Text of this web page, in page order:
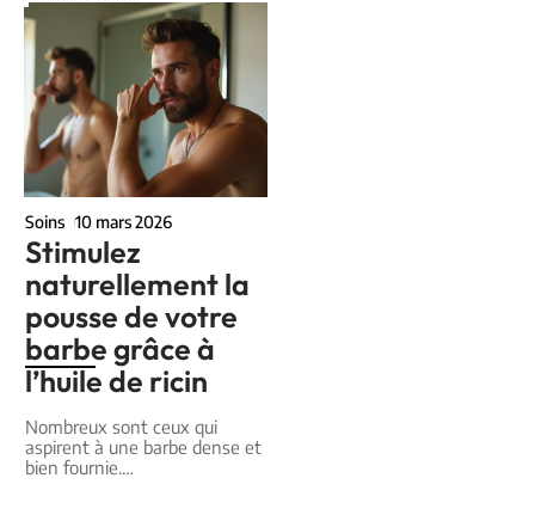
Soins 10 mars 2026
Stimulez
naturellement la
pousse de votre
barbe grâce à
l’huile de ricin
Nombreux sont ceux qui
aspirent à une barbe dense et
bien fournie.…